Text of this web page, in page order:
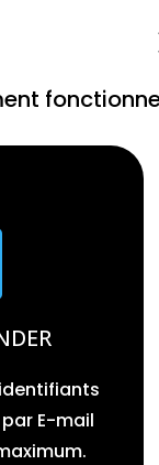
E-mail